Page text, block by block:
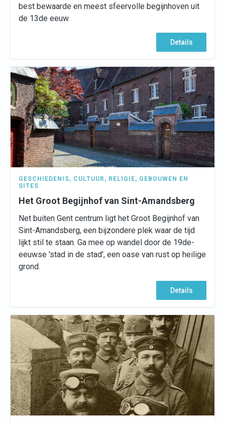
best bewaarde en meest sfeervolle begijnhoven uit
de 13de eeuw.
Details
GESCHIEDENIS, CULTUUR , RELIGIE, GEBOUWEN EN
SITES
Het Groot Begijnhof van Sint-Amandsberg
Net buiten Gent centrum ligt het Groot Begijnhof van
Sint-Amandsberg, een bijzondere plek waar de tijd
lijkt stil te staan. Ga mee op wandel door de 19de-
eeuwse 'stad in de stad', een oase van rust op heilige
grond.
Details